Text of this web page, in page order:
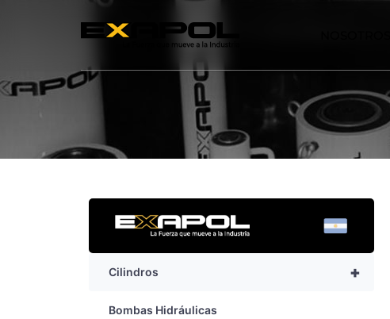
+
Cilindros
Bombas Hidráulicas